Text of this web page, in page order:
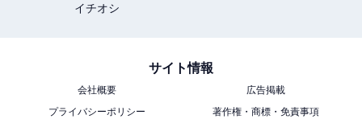
イチオシ
サイト情報
会社概要
広告掲載
プライバシーポリシー
著作権・商標・免責事項